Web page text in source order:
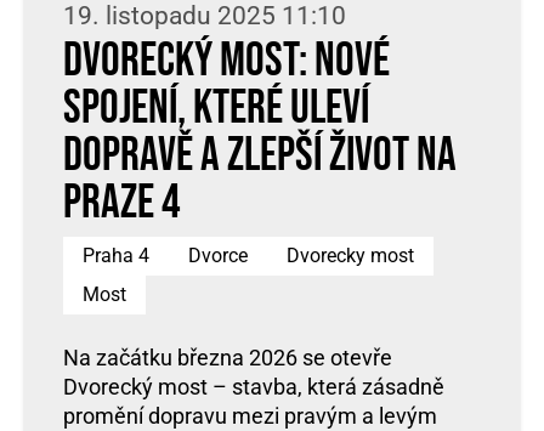
19. listopadu 2025 11:10
Dvorecký most: nové
spojení, které uleví
dopravě a zlepší život na
Praze 4
Praha 4 Dvorce
Dvorecky most
Most
Na začátku března 2026 se otevře
Dvorecký most – stavba, která zásadně
promění dopravu mezi pravým a levým